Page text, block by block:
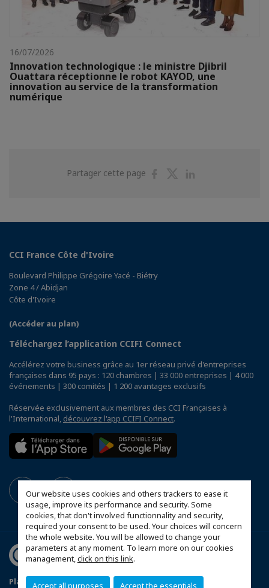
Our website uses cookies and others trackers to ease it
usage, improve its performance and security. Some
cookies, that don't involved functionnality and security,
required your consent to be used. Your choices will concern
the whole website. You will be allowed to change your
parameters at any moment. To learn more on our cookies
management,click on this link.
Accept all purposes Accept the essentials
16/07/2026
Innovation technologique : le ministre Djibril
Ouattara réceptionne le robot KAYOD, une
innovation au service de la transformation
numérique
Partager cette page
PartagerPartager
CCI France Côte d'Ivoire
Boulevard Philippe Grégoire Yacé - Biétry
Zone 4 / Abidjan
Côte d'Ivoire
(Accéder au plan)
Téléchargez l’application CCIFI Connect
Accélérez votre business grâce au 1er réseau privé d'entreprises
françaises dans 95 pays : 120 chambres | 33 000 entreprises | 4 000
événements | 300 comités | 1 200 avantages exclusifs
Réservée exclusivement aux membres des CCI Françaises à
l'International, découvrez l'app CCIFI Connect.
Plan du site Mentions légales